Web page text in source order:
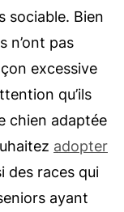
sociable. Bien
n’ont pas
excessive
qu’ils
chien adaptée
adopter
des races qui
ayant